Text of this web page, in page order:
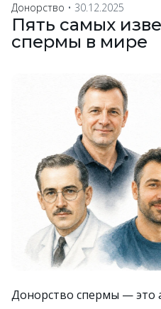
Донорство • 30.12.2025
Пять самых
спермы в мире
Донорство спермы — это